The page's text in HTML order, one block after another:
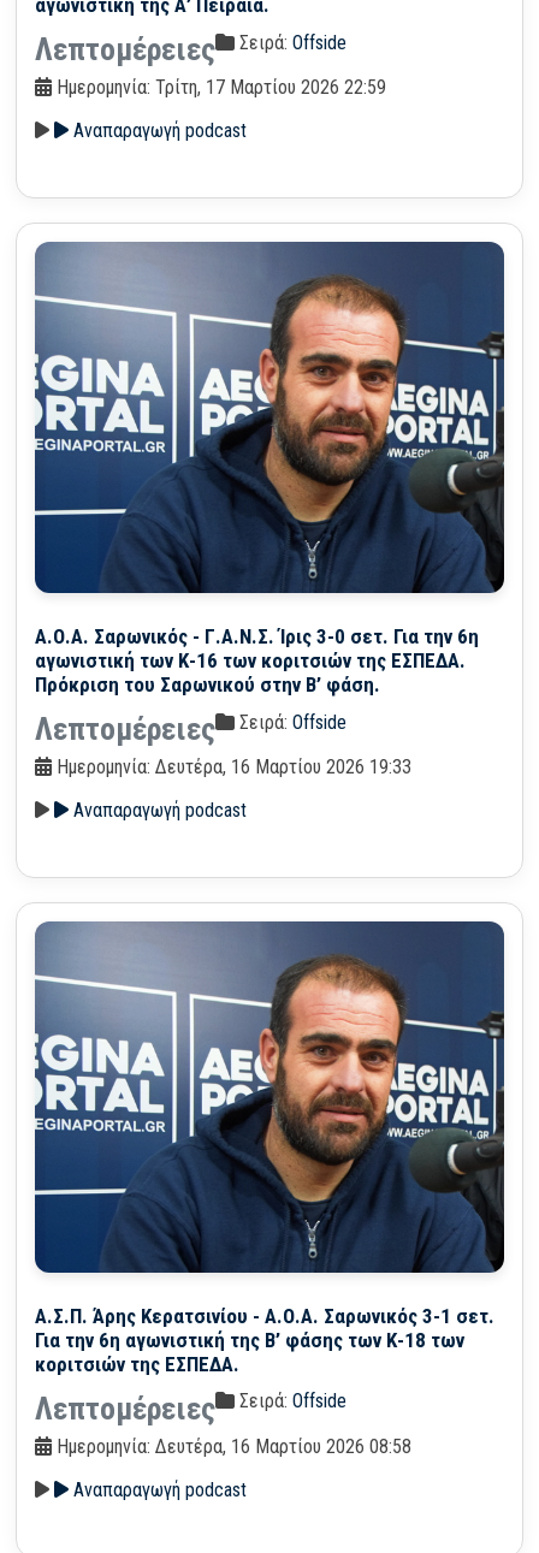
αγωνιστική της Α’ Πειραιά.
Λεπτομέρειες Σειρά:Offside
Ημερομηνία: Τρίτη, 17 Μαρτίου 2026 22:59
Αναπαραγωγή podcast
Α.Ο.Α. Σαρωνικός - Γ.Α.Ν.Σ. Ίρις 3-0 σετ. Για την 6η
αγωνιστική των Κ-16 των κοριτσιών της ΕΣΠΕΔΑ.
Πρόκριση του Σαρωνικού στην Β’ φάση.
Λεπτομέρειες Σειρά:Offside
Ημερομηνία: Δευτέρα, 16 Μαρτίου 2026 19:33
Αναπαραγωγή podcast
Α.Σ.Π. Άρης Κερατσινίου - Α.Ο.Α. Σαρωνικός 3-1 σετ.
Για την 6η αγωνιστική της Β’ φάσης των Κ-18 των
κοριτσιών της ΕΣΠΕΔΑ.
Λεπτομέρειες Σειρά:Offside
Ημερομηνία: Δευτέρα, 16 Μαρτίου 2026 08:58
Αναπαραγωγή podcast